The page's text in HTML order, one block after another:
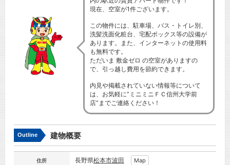
現在、空室が1件ございます。
この物件には、駐車場、バス・トイレ別、
洗髪洗面化粧台、宅配ボックス等の設備が
あります。また、インターネットの使用料
も無料です。
ただいま 敷金ゼロ の空室がありますの
で、引っ越し費用を節約できます。
内見や掲載されていない情報等について
は、お気軽に”ミニミニＦＣ信州大学前
店”までご連絡ください！
Outline 建物概要
住所 長野県松本市波田 Map